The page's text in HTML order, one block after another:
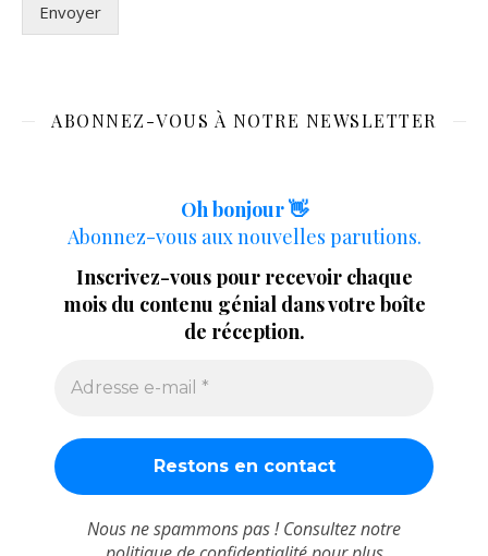
Envoyer
ABONNEZ-VOUS À NOTRE NEWSLETTER
Oh bonjour 👋
Abonnez-vous aux nouvelles parutions.
Inscrivez-vous pour recevoir chaque
mois du contenu génial dans votre boîte
de réception.
Nous ne spammons pas ! Consultez notre